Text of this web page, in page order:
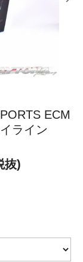
ECM
ライン
抜)